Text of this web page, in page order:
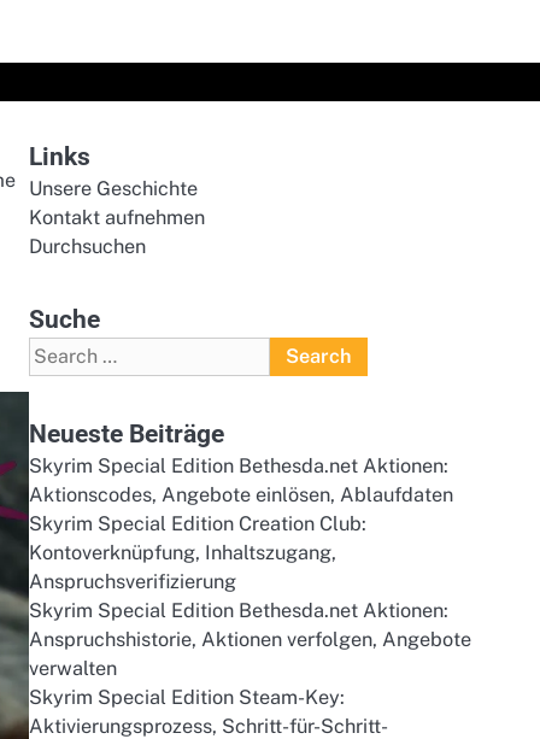
Links
Unsere Geschichte
Kontakt aufnehmen
Durchsuchen
Suche
Search
for:
Neueste Beiträge
Skyrim Special Edition Bethesda.net Aktionen:
Aktionscodes, Angebote einlösen, Ablaufdaten
Skyrim Special Edition Creation Club:
Kontoverknüpfung, Inhaltszugang,
Anspruchsverifizierung
Skyrim Special Edition Bethesda.net Aktionen:
Anspruchshistorie, Aktionen verfolgen, Angebote
verwalten
Skyrim Special Edition Steam-Key:
Aktivierungsprozess, Schritt-für-Schritt-